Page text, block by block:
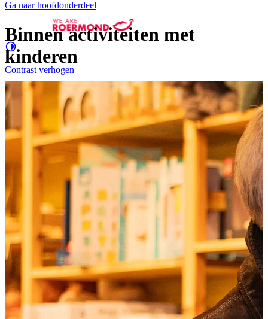
Ga naar hoofdonderdeel
Contrast verhogen
Groter
e letters
Evenementen
Binnen activiteiten met
kinderen